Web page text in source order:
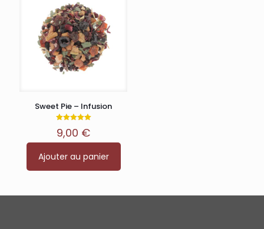
Sweet Pie – Infusion
5.00
sur 5
9,00 €
Ajouter au panier